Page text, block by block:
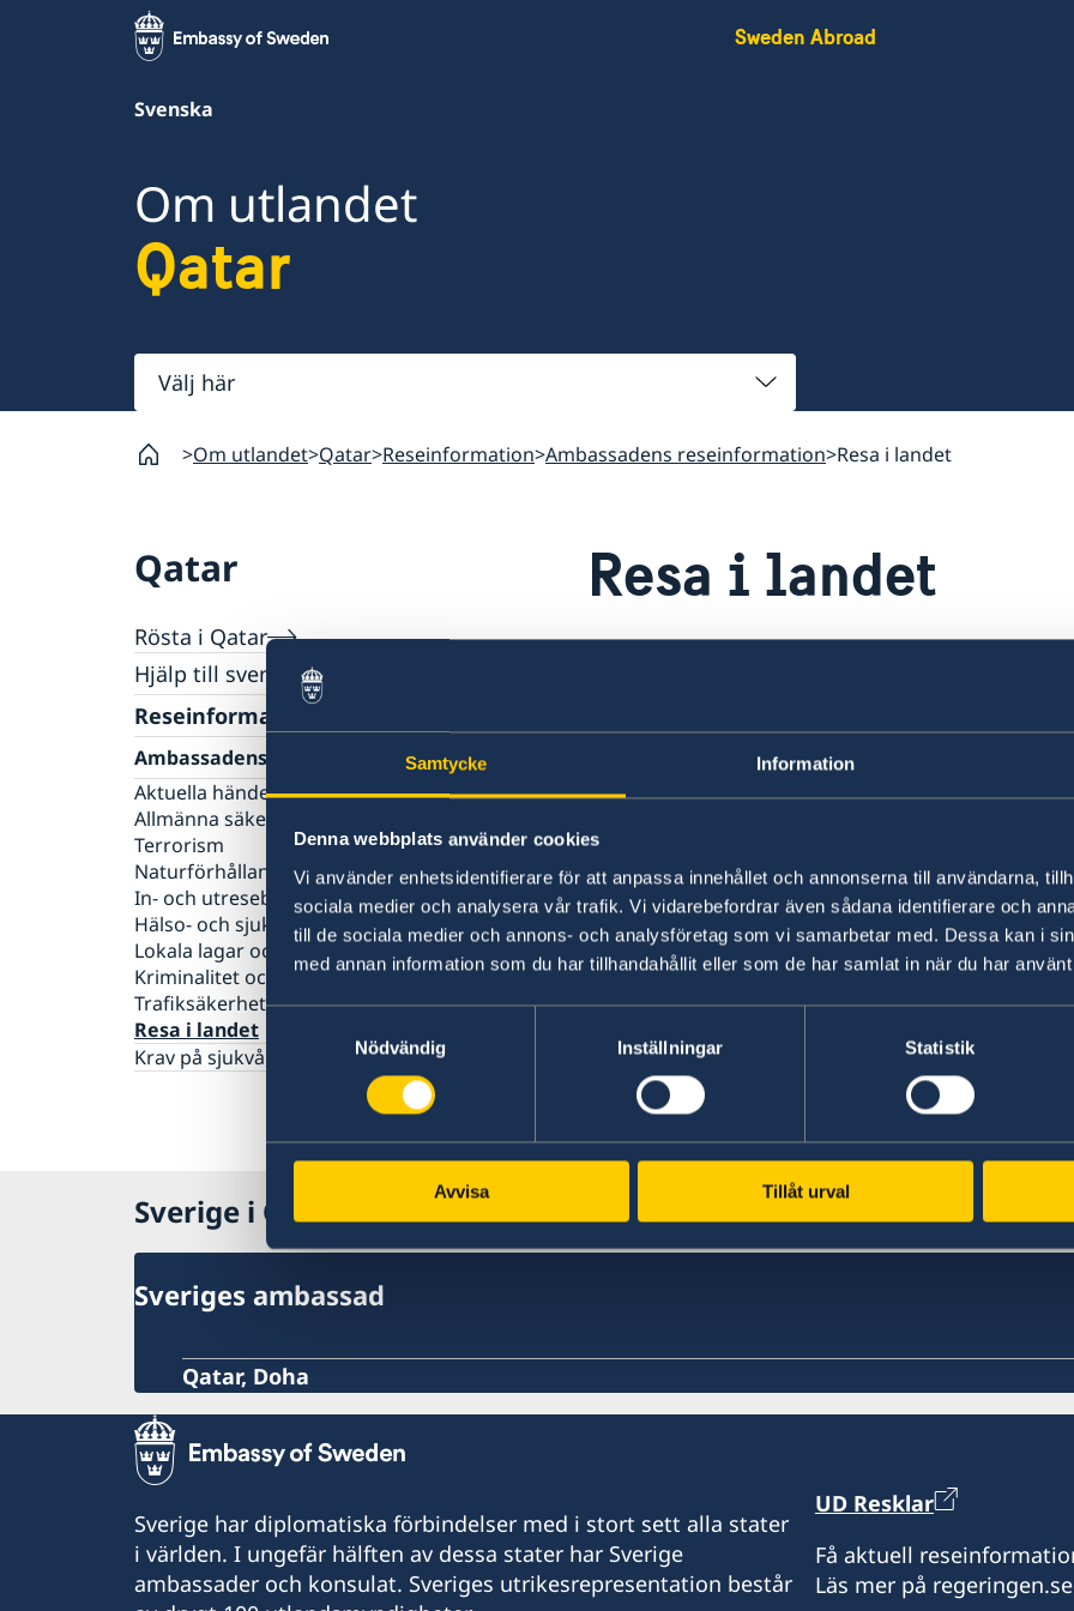
Samtycke Information
Denna webbplats använder cookies
Vi använder enhetsidentifierare för att anpassa innehållet och annonserna till användarna,
sociala medier och analysera vår trafik. Vi vidarebefordrar även sådana identifierare och
till de sociala medier och annons- och analysföretag som vi samarbetar med. Dessa kan i
med annan information som du har tillhandahållit eller som de har samlat in när du har
Nödvändig
Inställningar Statistik
Avvisa Tillåt urval
Sweden Abroad
Svenska
Om utlandet
Qatar
Välj
här
Om utlandet Qatar Reseinformation Ambassadens reseinformation Resa i landet
Qatar
Rösta i Qatar
Hjälp till svenskar i Qatar
Rösta i Qatar
Akut hjälp
Pass utomlands
Hjälp kring medborgarskap
Reseinformation
Ambassadens reseinformation
Aktuella händelser
Allmänna säkerhetsläget
Terrorism
Naturförhållanden och katastrofer
In- och utresebestämmelser
Hälso- och sjukvård
Lokala lagar och sedvänjor
Kriminalitet och personlig säkerhet
Trafiksäkerhet
Resa i landet
Krav på sjukvårdsförsäkring vid inresa till Qatar
Resa i landet
Det är viktigt att du är rätt försäkrad när du
en reseförsäkring innan du åker, exempelvis
reseförsäkring ingår i din hemförsäkring eller
på annat sätt. Med en reseförsäkring kan du
Den som inte har en giltig försäkring löper
eller ta stora lån för att klara dyra
ambulanstransport hem.
Övriga upplysningar
Det går bra att använda svenska kort för att
Senast uppdaterad 01 juni 2026, 16.00
Sverige i Qatar
Sveriges ambassad
Qatar, Doha
Sverige har diplomatiska förbindelser med i stort sett alla stater
i världen. I ungefär hälften av dessa stater har Sverige
ambassader och konsulat. Sveriges utrikesrepresentation består
UD Resklar
Få aktuell
Läs mer på